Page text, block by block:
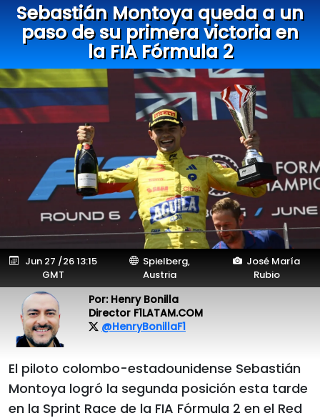
Sebastián Montoya queda a un
paso de su primera victoria en
la FIA Fórmula 2
Jun 27 /26 13:15
GMT
Spielberg,
Austria
José María
Rubio
Por: Henry Bonilla
Director F1LATAM.COM
@HenryBonillaF1
El piloto colombo-estadounidense Sebastián
Montoya logró la segunda posición esta tarde
en la Sprint Race de la FIA Fórmula 2 en el Red